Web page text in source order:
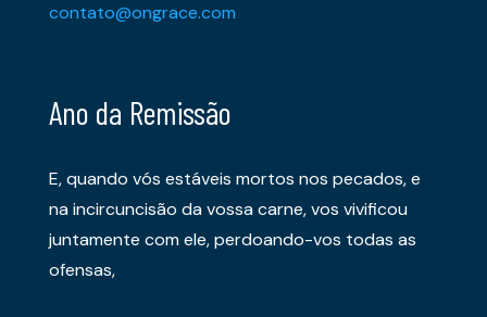
contato@ongrace.com
Ano da Remissão
E, quando vós estáveis mortos nos pecados, e
na incircuncisão da vossa carne, vos vivificou
juntamente com ele, perdoando-vos todas as
ofensas,